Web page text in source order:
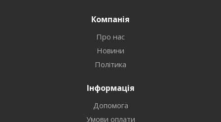
Компанія
Про нас
Новини
Політика
Інформація
Допомога
Умови оплати